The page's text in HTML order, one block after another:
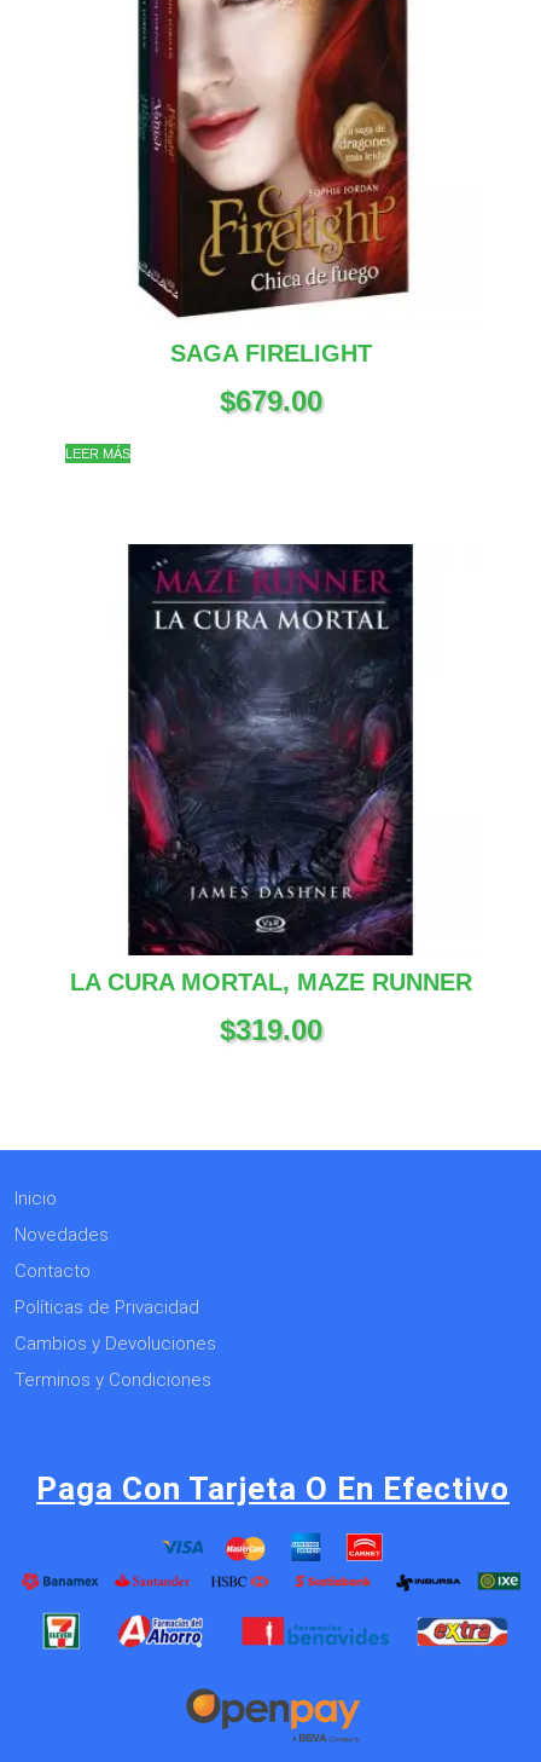
SAGA FIRELIGHT
$679.00
LEER MÁS
LA CURA MORTAL, MAZE RUNNER
$319.00
Inicio
Novedades
Contacto
Políticas de Privacidad
Cambios y Devoluciones
Terminos y Condiciones
Paga Con Tarjeta O En Efectivo